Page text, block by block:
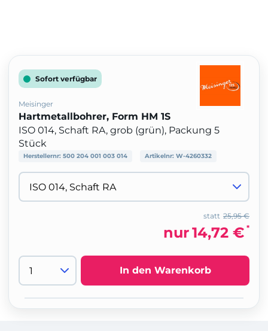
Sofort verfügbar
Meisinger
Hartmetallbohrer, Form HM 1S
ISO 014, Schaft RA, grob (grün), Packung 5
Stück
Herstellernr: 500 204 001 003 014 Artikelnr: W-4260332
25,95 €
statt
nur14,72 € *
In den Warenkorb